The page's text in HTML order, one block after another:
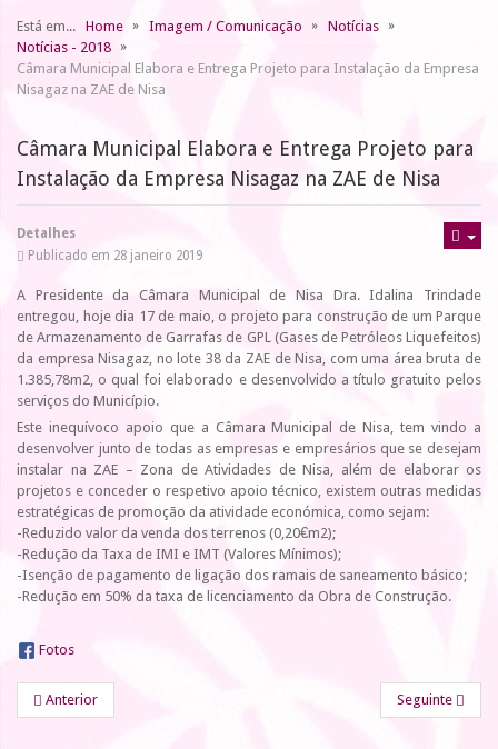
Está em... Home Imagem / Comunicação
Notícias
Notícias - 2018
Câmara Municipal Elabora e Entrega Projeto para Instalação da Empresa
Nisagaz na ZAE de Nisa
Câmara Municipal Elabora e Entrega Projeto para
Instalação da Empresa Nisagaz na ZAE de Nisa
Detalhes
Publicado em 28 janeiro 2019
A Presidente da Câmara Municipal de Nisa Dra. Idalina Trindade
entregou, hoje dia 17 de maio, o projeto para construção de um Parque
de Armazenamento de Garrafas de GPL (Gases de Petróleos Liquefeitos)
da empresa Nisagaz, no lote 38 da ZAE de Nisa, com uma área bruta de
1.385,78m2, o qual foi elaborado e desenvolvido a título gratuito pelos
serviços do Município.
Este inequívoco apoio que a Câmara Municipal de Nisa, tem vindo a
desenvolver junto de todas as empresas e empresários que se desejam
instalar na ZAE – Zona de Atividades de Nisa, além de elaborar os
projetos e conceder o respetivo apoio técnico, existem outras medidas
estratégicas de promoção da atividade económica, como sejam:
-Reduzido valor da venda dos terrenos (0,20€m2);
-Redução da Taxa de IMI e IMT (Valores Mínimos);
-Isenção de pagamento de ligação dos ramais de saneamento básico;
-Redução em 50% da taxa de licenciamento da Obra de Construção.
Fotos
Anterior Seguinte